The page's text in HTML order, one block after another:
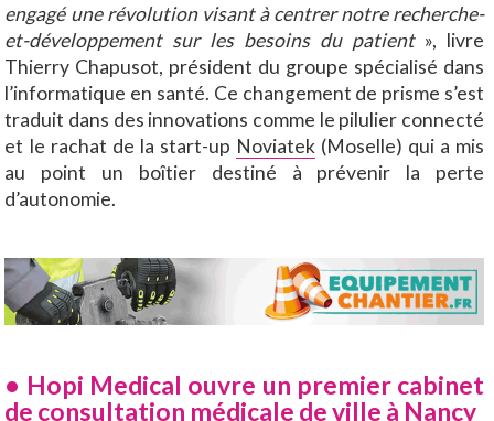
engagé une révolution visant à centrer notre recherche-
et-développement sur les besoins du patient », livre
Thierry Chapusot, président du groupe spécialisé dans
l’informatique en santé. Ce changement de prisme s’est
traduit dans des innovations comme le pilulier connecté
et le rachat de la start-up Noviatek (Moselle) qui a mis
au point un boîtier destiné à prévenir la perte
d’autonomie.
• Hopi Medical ouvre un premier cabinet
de consultation médicale de ville à Nancy